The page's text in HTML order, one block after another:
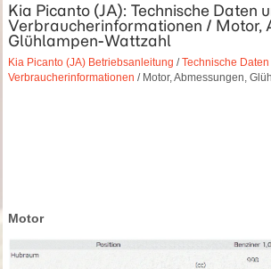
Kia Picanto (JA): Technische Daten
Verbraucherinformationen / Motor,
Glühlampen-Wattzahl
Kia Picanto (JA) Betriebsanleitung /Technische Daten
Verbraucherinformationen / Motor, Abmessungen,
Motor